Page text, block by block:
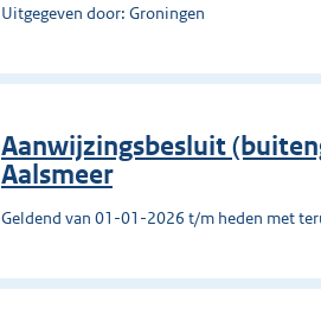
Uitgegeven door: Groningen
Aanwijzingsbesluit
Aalsmeer
Geldend van 01-01-2026 t/m heden met